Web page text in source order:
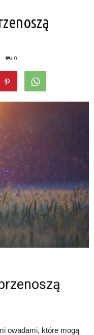
0
owadami, które mogą